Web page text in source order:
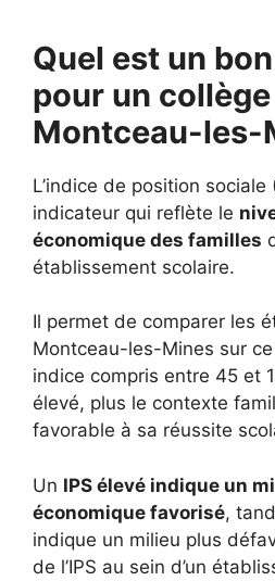
Quel est un
pour un collège
Montceau-les-
L’indice de position sociale
indicateur qui reflète le
économique des familles
établissement scolaire.
Il permet de comparer les
Montceau-les-Mines sur
indice compris entre 45 et
élevé, plus le contexte
favorable à sa réussite
Un IPS élevé indique un
économique favorisé,
indique un milieu plus
de l’IPS au sein d’un